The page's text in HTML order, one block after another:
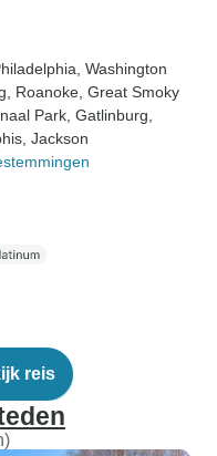
, Washington
, Roanoke , Great Smoky
Park , Gatlinburg
, Jackson
reis